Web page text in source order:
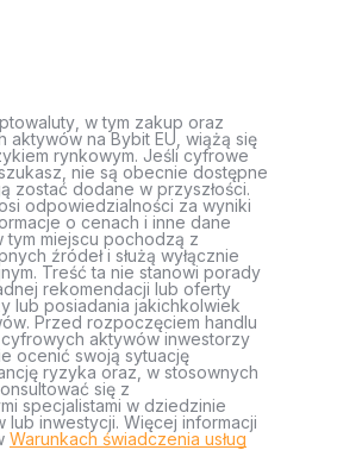
w tym zakup oraz
aktywów na Bybit EU, wiążą się
rynkowym. Jeśli cyfrowe
nie są obecnie dostępne
zostać dodane w przyszłości.
odpowiedzialności za wyniki
o cenach i inne dane
tym miejscu pochodzą z
źródeł i służą wyłącznie
Treść ta nie stanowi porady
rekomendacji lub oferty
lub posiadania jakichkolwiek
Przed rozpoczęciem handlu
aktywów inwestorzy
ocenić swoją sytuację
ryzyka oraz, w stosownych
się z
specjalistami w dziedzinie
lub inwestycji. Więcej informacji
Warunkach świadczenia usług